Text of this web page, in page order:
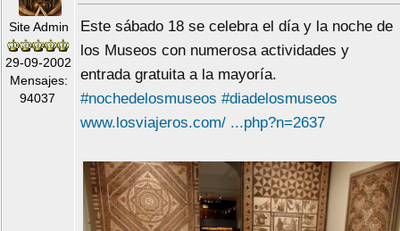
Site Admin
29-09-2002
Mensajes:
94037
Este sábado 18 se celebra el día y la noche de
los Museos con numerosa actividades y
entrada gratuita a la mayoría.
#nochedelosmuseos #diadelosmuseos
www.losviajeros.com/ ...php?n=2637